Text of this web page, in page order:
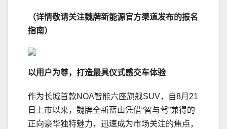
（详情敬请关注魏牌新能源官方渠道发布的报名
指南）
以用户为尊， 打造最具仪式感交车体验
作为长城首款NOA智能六座旗舰SUV，自8月21
日上市以来，魏牌全新蓝山凭借“智与驾”兼得的
正向豪华独特魅力，迅速成为市场关注的焦点，